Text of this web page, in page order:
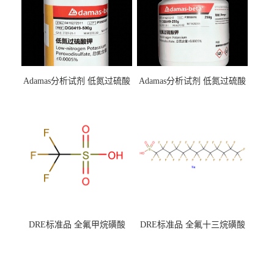
Adamas分析试剂 低氮过硫酸
（泰坦现货供应）
Adamas分析试剂 低氮过硫酸
DRE标准品 全氟甲烷磺酸
DRE标准品 全氟十三烷磺酸